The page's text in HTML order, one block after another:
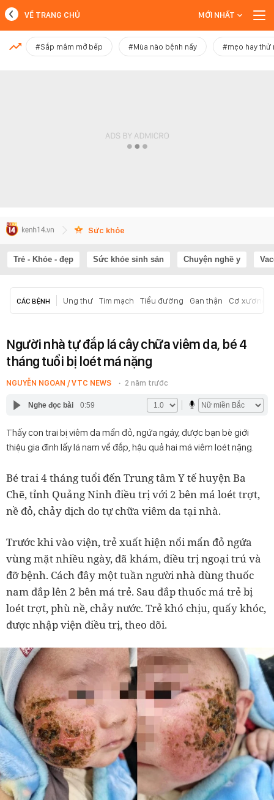
MỚI NHẤT
VỀ TRANG CHỦ MỚI NHẤT
#Sắp mâm mở bếp #Mùa nào bệnh nấy #mẹo hay thử
Sức khỏe
Trẻ - Khỏe - đẹp Sức khỏe sinh sản Chuyện nghề y
CÁC BỆNH Ung thư Tim mạch Tiểu đường Gan thận Cơ xương
Người nhà tự đắp lá cây chữa viêm da, bé 4
tháng tuổi bị loét má nặng
NGUYỄN NGOAN / VTC NEWS 2 năm trước
Nghe đọc bài 0:59
Thấy con trai bị viêm da mẩn đỏ, ngứa ngáy, được bạn bè giới
thiệu gia đình lấy lá nam về đắp, hậu quả hai má viêm loét nặng.
Bé trai 4 tháng tuổi đến Trung tâm Y tế huyện Ba
Chẽ, tỉnh Quảng Ninh điều trị với 2 bên má loét trợt,
nề đỏ, chảy dịch do tự chữa viêm da tại nhà.
Trước khi vào viện, trẻ xuất hiện nổi mẩn đỏ ngứa
vùng mặt nhiều ngày, đã khám, điều trị ngoại trú và
đỡ bệnh. Cách đây một tuần người nhà dùng thuốc
nam đắp lên 2 bên má trẻ. Sau đắp thuốc má trẻ bị
loét trợt, phù nề, chảy nước. Trẻ khó chịu, quấy khóc,
được nhập viện điều trị, theo dõi.